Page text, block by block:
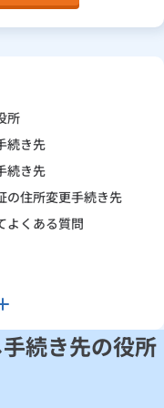
所
続き先
続き先
の住所変更手続き先
よくある質問
続き先の役所